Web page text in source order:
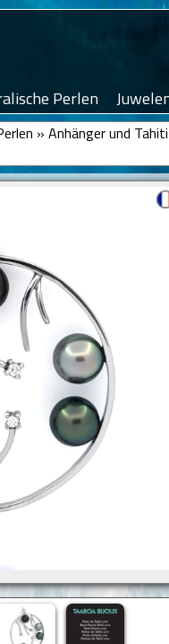
Perlen
» Anhänger und